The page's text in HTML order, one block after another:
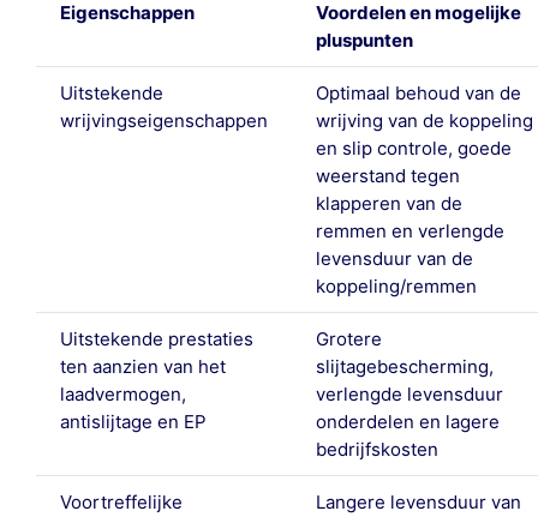
Eigenschappen
Voordelen en mogelijke
pluspunten
Uitstekende
wrijvingseigenschappen
Optimaal behoud van de
wrijving van de koppeling
en slip controle, goede
weerstand tegen
klapperen van de
remmen en verlengde
levensduur van de
koppeling/remmen
Uitstekende prestaties
ten aanzien van het
laadvermogen,
antislijtage en EP
Grotere
slijtagebescherming,
verlengde levensduur
onderdelen en lagere
bedrijfskosten
Voortreffelijke
Langere levensduur van